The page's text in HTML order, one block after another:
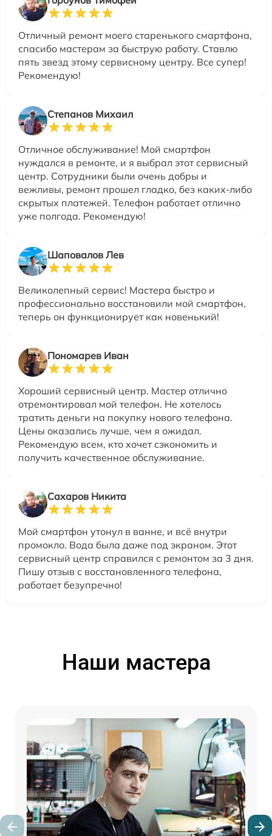
Отличный ремонт моего старенького смартфона,
спасибо мастерам за быструю работу. Ставлю
пять звезд этому сервисному центру. Все супер!
Рекомендую!
Степанов Михаил
Отличное обслуживание! Мой смартфон
нуждался в ремонте, и я выбрал этот сервисный
центр. Сотрудники были очень добры и
вежливы, ремонт прошел гладко, без каких-либо
скрытых платежей. Телефон работает отлично
уже полгода. Рекомендую!
Шаповалов Лев
Великолепный сервис! Мастера быстро и
профессионально восстановили мой смартфон,
теперь он функционирует как новенький!
Пономарев Иван
Хороший сервисный центр. Мастер отлично
отремонтировал мой телефон. Не хотелось
тратить деньги на покупку нового телефона.
Цены оказались лучше, чем я ожидал.
Рекомендую всем, кто хочет сэкономить и
получить качественное обслуживание.
Сахаров Никита
Мой смартфон утонул в ванне, и всё внутри
промокло. Вода была даже под экраном. Этот
сервисный центр справился с ремонтом за 3 дня.
Пишу отзыв с восстановленного телефона,
работает безупречно!
Наши мастера